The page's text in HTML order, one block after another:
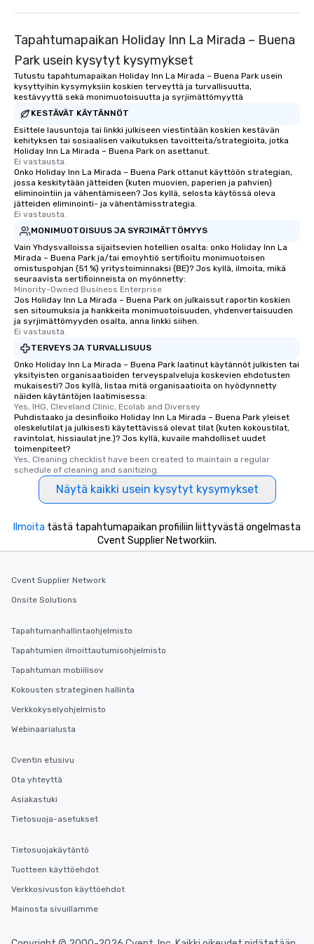
Tapahtumapaikan Holiday Inn La Mirada – Buena
Park usein kysytyt kysymykset
Tutustu tapahtumapaikan Holiday Inn La Mirada – Buena Park usein
kysyttyihin kysymyksiin koskien terveyttä ja turvallisuutta,
kestävyyttä sekä monimuotoisuutta ja syrjimättömyyttä
KESTÄVÄT KÄYTÄNNÖT
Esittele lausuntoja tai linkki julkiseen viestintään koskien kestävän
kehityksen tai sosiaalisen vaikutuksen tavoitteita/strategioita, jotka
Holiday Inn La Mirada – Buena Park on asettanut.
Ei vastausta.
Onko Holiday Inn La Mirada – Buena Park ottanut käyttöön strategian,
jossa keskitytään jätteiden (kuten muovien, paperien ja pahvien)
eliminointiin ja vähentämiseen? Jos kyllä, selosta käytössä oleva
jätteiden eliminointi- ja vähentämisstrategia.
Ei vastausta.
MONIMUOTOISUUS JA SYRJIMÄTTÖMYYS
Vain Yhdysvalloissa sijaitsevien hotellien osalta: onko Holiday Inn La
Mirada – Buena Park ja/tai emoyhtiö sertifioitu monimuotoisen
omistuspohjan (51 %) yritystoiminnaksi (BE)? Jos kyllä, ilmoita, mikä
seuraavista sertifioinneista on myönnetty:
Minority-Owned Business Enterprise
Jos Holiday Inn La Mirada – Buena Park on julkaissut raportin koskien
sen sitoumuksia ja hankkeita monimuotoisuuden, yhdenvertaisuuden
ja syrjimättömyyden osalta, anna linkki siihen.
Ei vastausta.
TERVEYS JA TURVALLISUUS
Onko Holiday Inn La Mirada – Buena Park laatinut käytännöt julkisten tai
yksityisten organisaatioiden terveyspalveluja koskevien ehdotusten
mukaisesti? Jos kyllä, listaa mitä organisaatioita on hyödynnetty
näiden käytäntöjen laatimisessa:
Yes, IHG, Cleveland Clinic, Ecolab and Diversey
Puhdistaako ja desinfioiko Holiday Inn La Mirada – Buena Park yleiset
oleskelutilat ja julkisesti käytettävissä olevat tilat (kuten kokoustilat,
ravintolat, hissiaulat jne.)? Jos kyllä, kuvaile mahdolliset uudet
toimenpiteet?
Yes, Cleaning checklist have been created to maintain a regular
schedule of cleaning and sanitizing.
Näytä kaikki usein kysytyt kysymykset
Ilmoita tästä tapahtumapaikan profiiliin liittyvästä ongelmasta
Cvent Supplier Networkiin.
Cvent Supplier Network
Onsite Solutions
Tapahtumanhallintaohjelmisto
Tapahtumien ilmoittautumisohjelmisto
Tapahtuman mobiilisov
Kokousten strateginen hallinta
Verkkokyselyohjelmisto
Webinaarialusta
Cventin etusivu
Ota yhteyttä
Asiakastuki
Tietosuoja-asetukset
Tietosuojakäytäntö
Tuotteen käyttöehdot
Verkkosivuston käyttöehdot
Mainosta sivuillamme